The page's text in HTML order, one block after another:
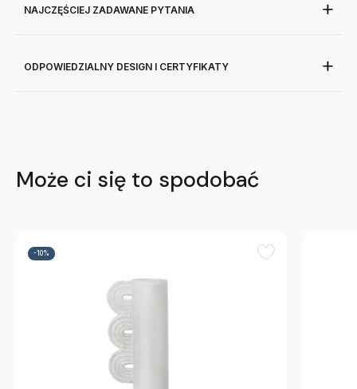
NAJCZĘŚCIEJ ZADAWANE PYTANIA
ODPOWIEDZIALNY DESIGN I CERTYFIKATY
Może ci się to spodobać
-10%